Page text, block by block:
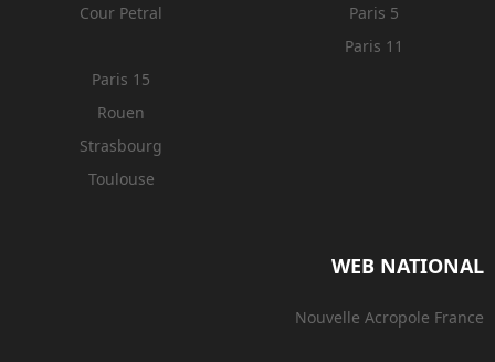
Cour Petral
Paris 5
Paris 11
Paris 15
Rouen
Strasbourg
Toulouse
WEB NATIONAL
Nouvelle Acropole France